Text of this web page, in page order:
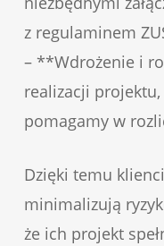
z regulaminem
– **Wdrożenie i
realizacji projektu,
pomagamy w
Dzięki temu
minimalizują
że ich projekt